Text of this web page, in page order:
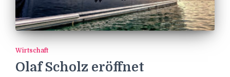
Wirtschaft
Olaf Scholz eröffnet